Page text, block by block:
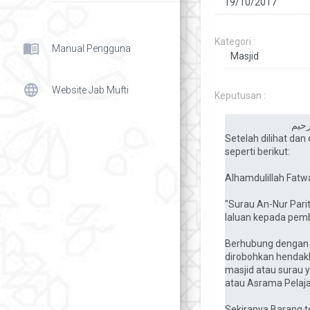
menu_book Manual Pengguna
language Website Jab Mufti
Kategori :
Keputusan :